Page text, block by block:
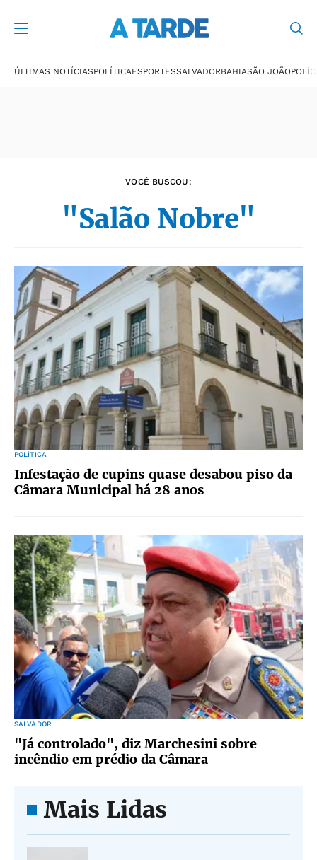
ÚLTIMAS NOTÍCIASPOLÍTICAESPORTESSALVADORBAHIASÃO JOÃO
VOCÊ BUSCOU:
"Salão Nobre"
POLÍTICA
Infestação de cupins quase desabou piso da
Câmara Municipal há 28 anos
SALVADOR
"Já controlado", diz Marchesini sobre
incêndio em prédio da Câmara
Mais Lidas